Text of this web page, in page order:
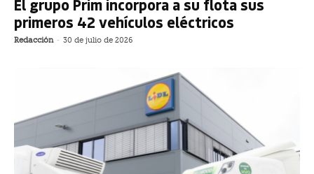
El grupo Prim incorpora a su flota sus
primeros 42 vehículos eléctricos
Redacción - 30 de julio de 2026